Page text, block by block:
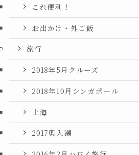
これ便利！
お出かけ・外ご飯
旅行
2018年5月クルーズ
2018年10月シンガポール
上海
2017奥入瀬